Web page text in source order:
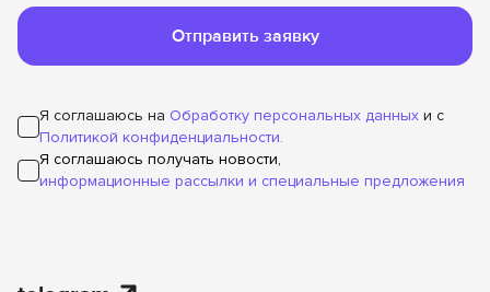
Отправить заявку
Я соглашаюсь на Обработку персональных данных и с
Политикой конфиденциальности.
Я соглашаюсь получать новости,
информационные рассылки и специальные предложения